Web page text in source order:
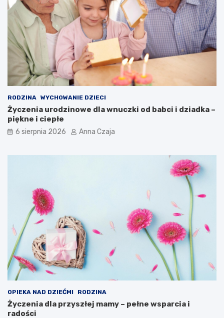
RODZINA WYCHOWANIE DZIECI
Życzenia urodzinowe dla wnuczki od babci i dziadka –
piękne i ciepłe
6 sierpnia 2026 Anna Czaja
OPIEKA NAD DZIEĆMI RODZINA
Życzenia dla przyszłej mamy – pełne wsparcia i
radości